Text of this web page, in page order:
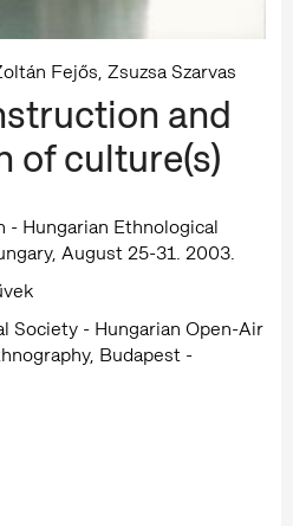
Fejős, Zsuzsa Szarvas
and
of culture(s)
Hungarian Ethnological
August 25-31. 2003.
Society - Hungarian Open-Air
Budapest -